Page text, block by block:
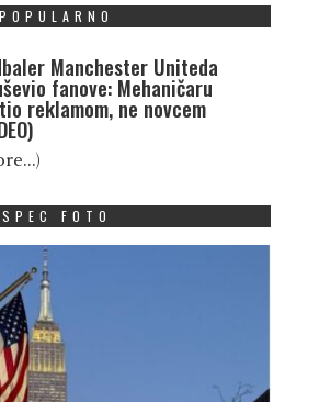
POPULARNO
Manchester Uniteda
fanove: Mehaničaru
reklamom, ne novcem
SPEC FOTO